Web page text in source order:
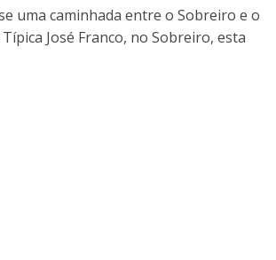
uma caminhada entre o Sobreiro e o
José Franco, no Sobreiro, esta